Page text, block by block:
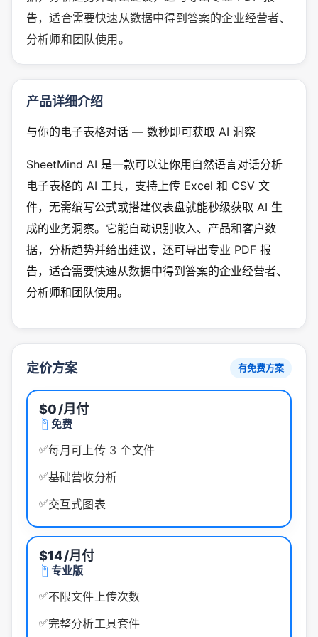
告，适合需要快速从数据中得到答案的企业经营者、
分析师和团队使用。
产品详细介绍
与你的电子表格对话 — 数秒即可获取 AI 洞察
SheetMind AI 是一款可以让你用自然语言对话分析
电子表格的 AI 工具，支持上传 Excel 和 CSV 文
件，无需编写公式或搭建仪表盘就能秒级获取 AI 生
成的业务洞察。它能自动识别收入、产品和客户数
据，分析趋势并给出建议，还可导出专业 PDF 报
告，适合需要快速从数据中得到答案的企业经营者、
分析师和团队使用。
定价方案 有免费方案
$0/月付
免费
✅每月可上传 3 个文件
✅基础营收分析
✅交互式图表
$14/月付
专业版
✅不限文件上传次数
✅完整分析工具套件